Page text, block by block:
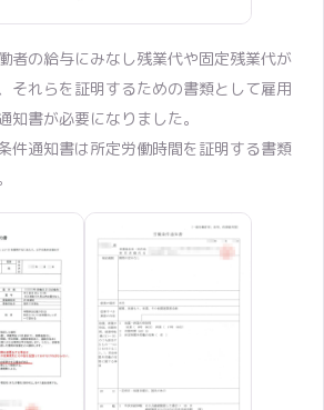
者の給与にみなし残業代や固定残業代が
それらを証明するための書類として雇用
知書が必要になりました。
件通知書は所定労働時間を証明する書類